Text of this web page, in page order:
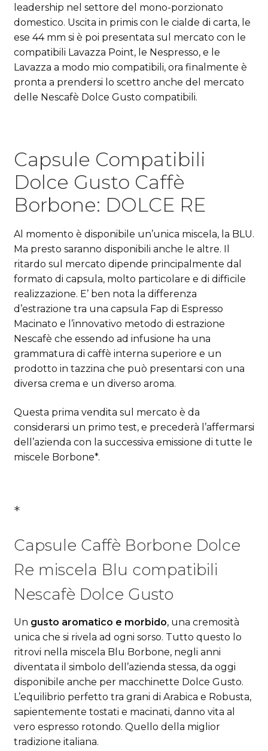
leadership nel settore del mono-porzionato
domestico. Uscita in primis con le cialde di carta, le
ese 44 mm si è poi presentata sul mercato con le
compatibili Lavazza Point, le Nespresso, e le
Lavazza a modo mio compatibili, ora finalmente è
pronta a prendersi lo scettro anche del mercato
delle Nescafè Dolce Gusto compatibili.
Capsule Compatibili
Dolce Gusto Caffè
Borbone: DOLCE RE
Al momento è disponibile un’unica miscela, la BLU.
Ma presto saranno disponibili anche le altre. Il
ritardo sul mercato dipende principalmente dal
formato di capsula, molto particolare e di difficile
realizzazione. E’ ben nota la differenza
d’estrazione tra una capsula Fap di Espresso
Macinato e l’innovativo metodo di estrazione
Nescafè che essendo ad infusione ha una
grammatura di caffè interna superiore e un
prodotto in tazzina che può presentarsi con una
diversa crema e un diverso aroma.
Questa prima vendita sul mercato è da
considerarsi un primo test, e precederà l’affermarsi
dell’azienda con la successiva emissione di tutte le
miscele Borbone*.
*
Capsule Caffè Borbone Dolce
Re miscela Blu compatibili
Nescafè Dolce Gusto
Un gusto aromatico e morbido, una cremosità
unica che si rivela ad ogni sorso. Tutto questo lo
ritrovi nella miscela Blu Borbone, negli anni
diventata il simbolo dell’azienda stessa, da oggi
disponibile anche per macchinette Dolce Gusto.
L’equilibrio perfetto tra grani di Arabica e Robusta,
sapientemente tostati e macinati, danno vita al
vero espresso rotondo. Quello della miglior
tradizione italiana.